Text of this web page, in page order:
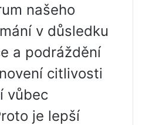
našeho
v důsledku
a podráždění
citlivosti
vůbec
je lepší